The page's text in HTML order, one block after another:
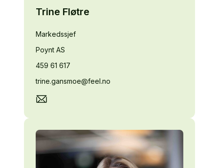
Trine Fløtre
Markedssjef
Poynt AS
459 61 617
trine.gansmoe@feel.no